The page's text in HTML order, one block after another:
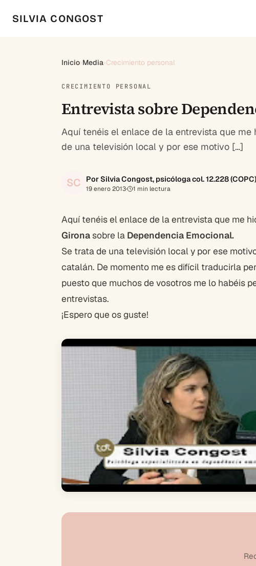
SILVIA CONGOST
Inicio›Media›Crecimiento personal
CRECIMIENTO PERSONAL
Entrevista sobre
Aquí tenéis el enlace de la entrevista que me
de una televisión local y por ese motivo […]
SC Por Silvia Congost, psicóloga col. 12.228 (COPC)
19 enero 2013· 1 min lectura
Aquí tenéis el enlace de la entrevista que me
Gironasobre la Dependencia Emocional.
Se trata de una televisión local y por ese
catalán. De momento me es difícil traducirla
puesto que muchos de vosotros me lo habéis
entrevistas.
¡Espero que os guste!